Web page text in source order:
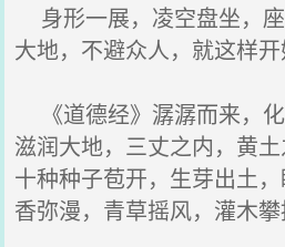
身形一展，凌空盘坐，
大地，不避众人，就这样开
《道德经》潺潺而来，
滋润大地，三丈之内，黄
十种种子苞开，生芽出土
香弥漫，青草摇风，灌木攀